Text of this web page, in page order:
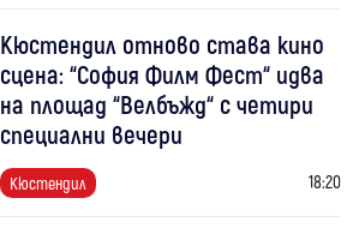
Кюстендил отново става кино
сцена: “София Филм Фест“ идва
на площад “Велбъжд“ с четири
специални вечери
Кюстендил 18:20